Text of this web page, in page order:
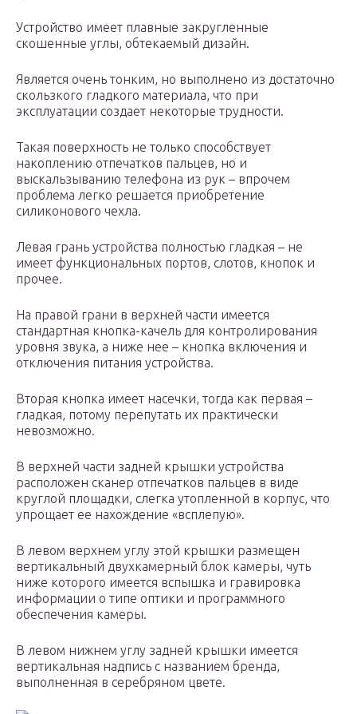
Устройство имеет плавные закругленные
скошенные углы, обтекаемый дизайн.
Является очень тонким, но выполнено из достаточно
скользкого гладкого материала, что при
эксплуатации создает некоторые трудности.
Такая поверхность не только способствует
накоплению отпечатков пальцев, но и
выскальзыванию телефона из рук – впрочем
проблема легко решается приобретение
силиконового чехла.
Левая грань устройства полностью гладкая – не
имеет функциональных портов, слотов, кнопок и
прочее.
На правой грани в верхней части имеется
стандартная кнопка-качель для контролирования
уровня звука, а ниже нее – кнопка включения и
отключения питания устройства.
Вторая кнопка имеет насечки, тогда как первая –
гладкая, потому перепутать их практически
невозможно.
В верхней части задней крышки устройства
расположен сканер отпечатков пальцев в виде
круглой площадки, слегка утопленной в корпус, что
упрощает ее нахождение «всплепую».
В левом верхнем углу этой крышки размещен
вертикальный двухкамерный блок камеры, чуть
ниже которого имеется вспышка и гравировка
информации о типе оптики и программного
обеспечения камеры.
В левом нижнем углу задней крышки имеется
вертикальная надпись с названием бренда,
выполненная в серебряном цвете.